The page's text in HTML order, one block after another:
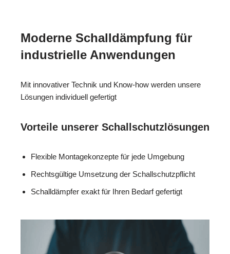
Moderne Schalldämpfung für
industrielle Anwendungen
Mit innovativer Technik und Know-how werden unsere
Lösungen individuell gefertigt
Vorteile unserer Schallschutzlösungen
Flexible Montagekonzepte für jede Umgebung
Rechtsgültige Umsetzung der Schallschutzpflicht
Schalldämpfer exakt für Ihren Bedarf gefertigt